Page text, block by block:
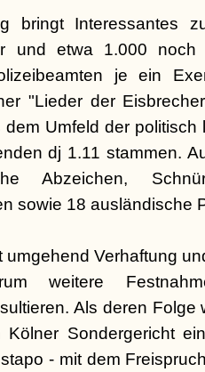
bringt Interessantes
und etwa 1.000 noch
je ein
"Lieder der
Umfeld der
dj 1.11 stammen.
Abzeichen,
sowie 18 ausländische
umgehend Verhaftung
weitere
Als deren
Sondergericht
- mit dem